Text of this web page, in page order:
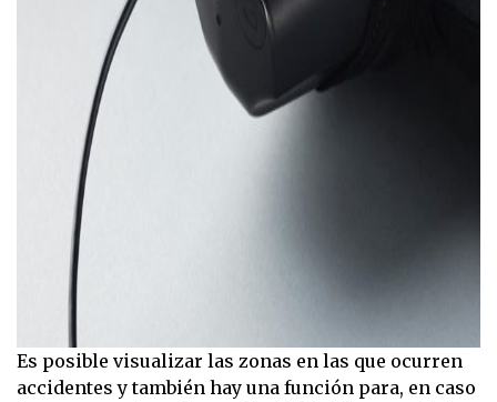
Es posible visualizar las zonas en las que ocurren
accidentes y también hay una función para, en caso